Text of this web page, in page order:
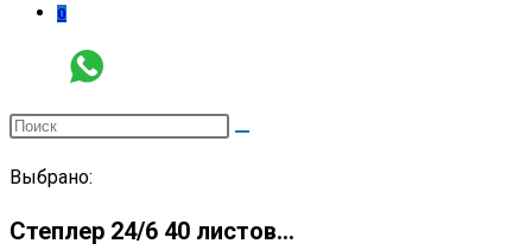
0
Выбрано:
Степлер 24/6 40 листов…